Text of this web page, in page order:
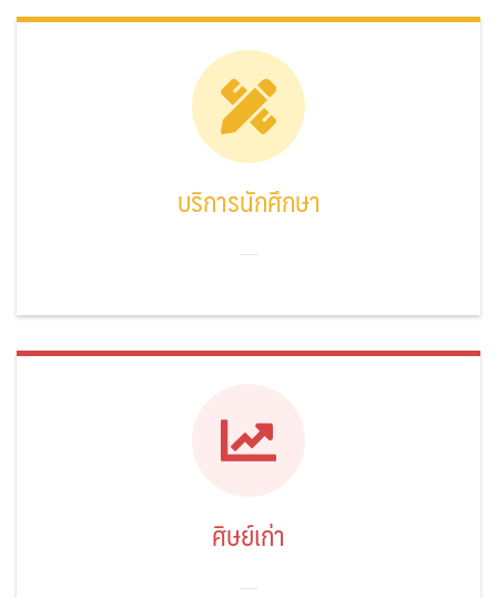
บริการนักศึกษา
ศิษย์เก่า